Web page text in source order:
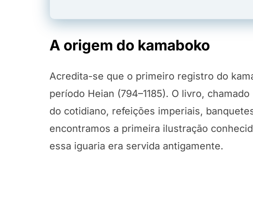
A origem do kamaboko
Acredita-se que o primeiro registro do
período Heian (794–1185). O livro,
do cotidiano, refeições imperiais,
encontramos a primeira ilustração
essa iguaria era servida antigamente.